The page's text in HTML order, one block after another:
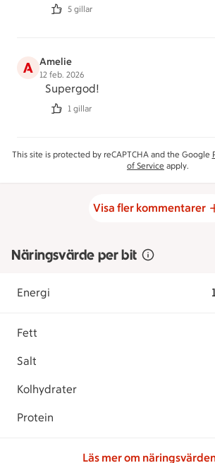
5 gillar
A Amelie
12 feb. 2026
Supergod!
1 gillar
This site is protected by reCAPTCHA and the Google
of Service apply.
Visa fler kommentarer
Näringsvärde per bit
Energi
Fett
Salt
Kolhydrater
Protein
Läs mer om